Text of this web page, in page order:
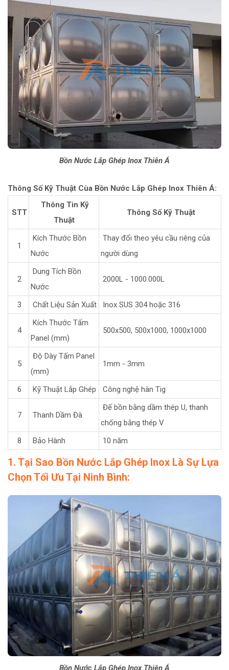
Bồn Nước Lắp Ghép Inox Thiên Á
Thông Số Kỹ Thuật Cùa Bồn Nước Lắp Ghép Inox Thiên Á:
STT
Thông Tin Kỹ
Thuật
Thông Số Kỹ Thuật
1
Kích Thước Bồn
Nước
Thay đổi theo yêu cầu riêng của
người dùng
2
Dung Tích Bồn
Nước
2000L - 1000.000L
3 Chất Liệu Sản Xuất Inox SUS 304 hoặc 316
4
Kích Thước Tấm
Panel (mm)
500x500, 500x1000, 1000x1000
5
Độ Dày Tấm Panel
(mm)
1mm - 3mm
6 Kỹ Thuật Lắp Ghép Công nghệ hàn Tig
7 Thanh Dầm Đà
Đế bồn bằng dầm thép U, thanh
chống bằng thép V
8
Bảo Hành 10 năm
1. Tại Sao Bồn Nước Lắp Ghép Inox Là Sự Lựa
Chọn Tối Ưu Tại Ninh Bình:
Bồn Nước Lắp Ghép Inox Thiên Á